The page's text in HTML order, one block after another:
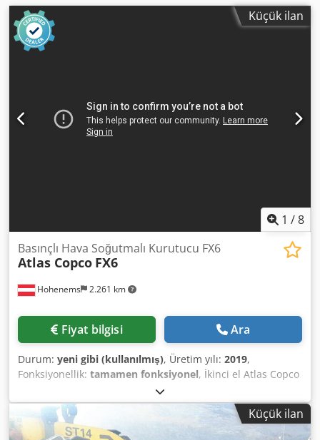
Küçük ilan
1 /8
Hohenems 2.261 km
Basınçlı Hava Soğutmalı Kurutucu FX6
Atlas Copco FX6
Fiyat bilgisi Ara
Durum: yeni gibi (kullanılmış), Üretim yılı: 2019,
Fonksiyonellik: tamamen fonksiyonel, İkinci el Atlas Copco
FX6 soğutmalı hava kurutucu Djdpfx Ajzrtbijdyeck 2,34
m³/dak 14 bar İmalat yılı: 2019
Küçük ilan